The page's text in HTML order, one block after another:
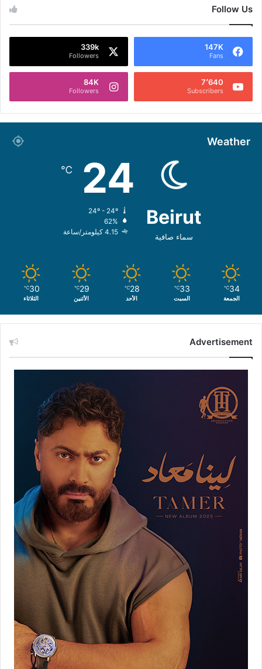
Follow Us
147K
Fans
339k
Followers
7٬640
Subscribers
84K
Followers
Weather
Beirut
سماء صافية
24
℃
62%
4.15 كيلومتر/ساعة
34
℃
الجمعة
33
℃
السبت
28
℃
الأحد
29
℃
الأثنين
30
℃
الثلاثاء
Advertisement